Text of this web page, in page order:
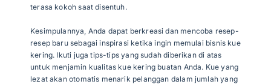
terasa kokoh saat disentuh.
Kesimpulannya, Anda dapat berkreasi dan mencoba resep-
resep baru sebagai inspirasi ketika ingin memulai bisnis kue
kering. Ikuti juga tips-tips yang sudah diberikan di atas
untuk menjamin kualitas kue kering buatan Anda. Kue yang
lezat akan otomatis menarik pelanggan dalam jumlah yang